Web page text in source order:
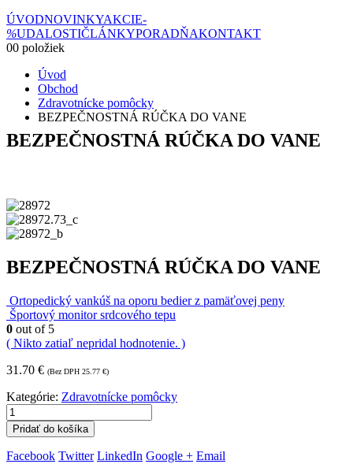
ÚVODNOVINKYAKCIE-
%UDALOSTIČLÁNKYPORADŇAKONTAKT
00 položiek
Úvod
Obchod
Zdravotnícke pomôcky
BEZPEČNOSTNÁ RÚČKA DO VANE
BEZPEČNOSTNÁ RÚČKA DO VANE
BEZPEČNOSTNÁ RÚČKA DO VANE
Ortopedický vankúš na oporu bedier z pamäťovej peny
Športový monitor srdcového tepu
0 out of 5
( Nikto zatiaľ nepridal hodnotenie. )
31.70 € (Bez DPH 25.77 €)
Kategórie: Zdravotnícke pomôcky
Pridať do košíka
Facebook Twitter LinkedIn Google + Email